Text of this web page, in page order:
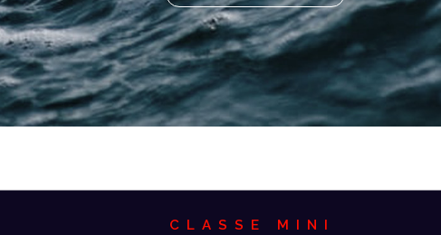
CLASSE MINI